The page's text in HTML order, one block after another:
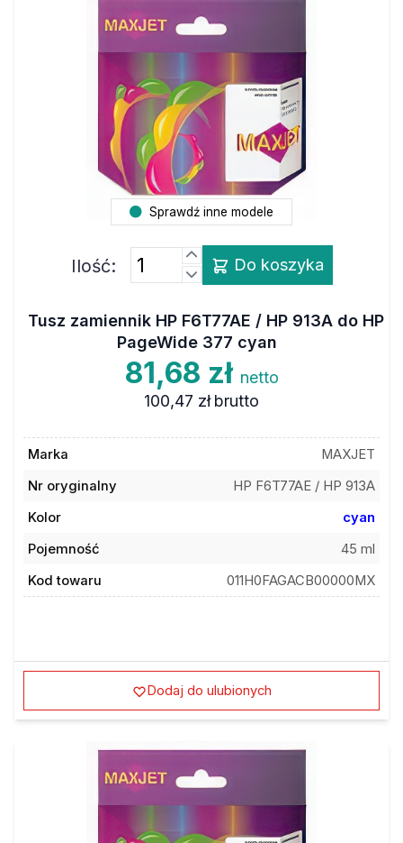
Sprawdź inne modele
Ilość: Do koszyka
Tusz zamiennik HP F6T77AE / HP 913A do HP
PageWide 377 cyan
81,68 zł netto
100,47 zł brutto
Marka
MAXJET
Nr oryginalny
HP F6T77AE / HP 913A
Kolor
cyan
Pojemność
45 ml
Kod towaru
011H0FAGACB00000MX
Dodaj do ulubionych